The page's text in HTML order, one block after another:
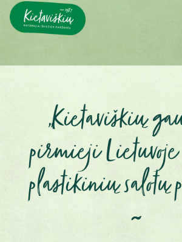
„Kietaviškių
pirmieji Lietuvoje
plastikinių salotų
~